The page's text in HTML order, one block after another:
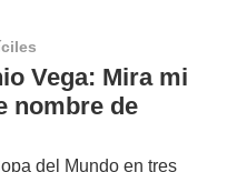
Vega: Mira mi
nombre de
del Mundo en tres